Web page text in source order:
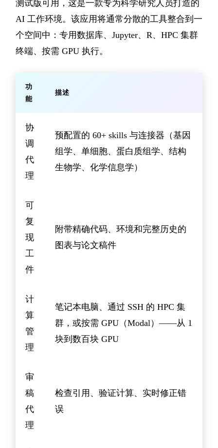
测试版可用，这是一款专为科学研究人员打造的
AI 工作环境。该应用将通常分散的工具整合到一
个空间中：专用数据库、Jupyter、R、HPC 集群
终端、按需 GPU 执行。
功
能
描述
协
调
代
理
预配置的 60+ skills 与连接器（基因
组学、单细胞、蛋白质组学、结构
生物学、化学信息学）
可
复
现
工
件
附带精确代码、环境和完整历史的
图表与论文稿件
计
算
管
理
笔记本电脑、通过 SSH 的 HPC 集
群，或按需 GPU（Modal）——从 1
块到数百块 GPU
审
稿
代
理
检查引用、验证计算、实时修正错
误